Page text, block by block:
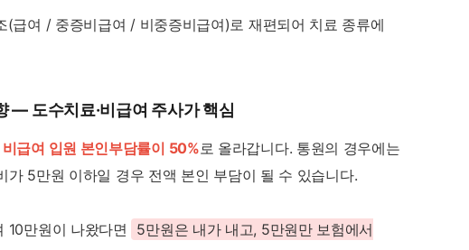
급여 / 중증비급여 / 비중증비급여)로 재편되어 치료 종류에
— 도수치료·비급여 주사가 핵심
급여 입원 본인부담률이 50%로 올라갑니다. 통원의 경우에는
5만원 이하일 경우 전액 본인 부담이 될 수 있습니다.
10만원이 나왔다면
5만원은 내가 내고, 5만원만 보험에서